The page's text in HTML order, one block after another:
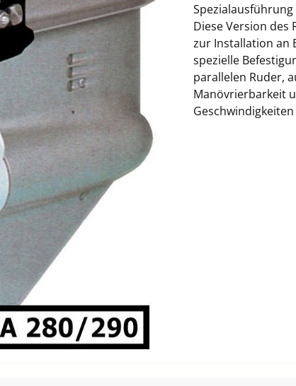
Diese Version
zur Installation an
spezielle
parallelen Ruder,
Manövrierbarkeit